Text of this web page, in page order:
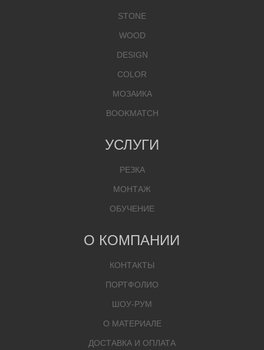
STONE
WOOD
DESIGN
COLOR
МОЗАИКА
BOOKMATCH
УСЛУГИ
РЕЗКА
МОНТАЖ
ОБУЧЕНИЕ
О КОМПАНИИ
КОНТАКТЫ
ПОРТФОЛИО
ШОУ-РУМ
О МАТЕРИАЛЕ
ДОСТАВКА И ОПЛАТА